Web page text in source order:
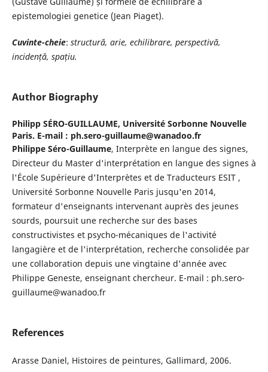
epistemologiei genetice (Jean Piaget).
Cuvinte-cheie: structură, arie, echilibrare, perspectivă,
incidență, spațiu.
Author Biography
Philipp SÉRO-GUILLAUME, Université Sorbonne Nouvelle
Paris. E-mail : ph.sero-guillaume@wanadoo.fr
Philippe Séro-Guillaume, Interprète en langue des signes,
Directeur du Master d'interprétation en langue des signes à
l'École Supérieure d'Interprètes et de Traducteurs ESIT ,
Université Sorbonne Nouvelle Paris jusqu'en 2014,
formateur d'enseignants intervenant auprès des jeunes
sourds, poursuit une recherche sur des bases
constructivistes et psycho-mécaniques de l'activité
langagière et de l'interprétation, recherche consolidée par
une collaboration depuis une vingtaine d'année avec
Philippe Geneste, enseignant chercheur. E-mail : ph.sero-
guillaume@wanadoo.fr
References
Arasse Daniel, Histoires de peintures, Gallimard, 2006.